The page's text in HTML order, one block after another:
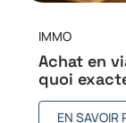
IMMO
Achat en
quoi
EN SAVOIR